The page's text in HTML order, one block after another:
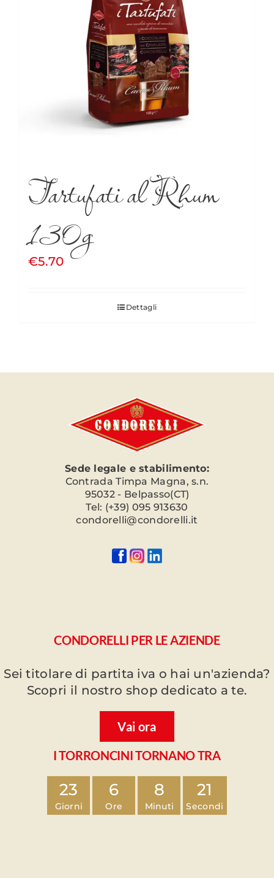
Tartufati al Rhum
130g
€5.70
Dettagli
Sede legale e stabilimento:
Contrada Timpa Magna, s.n.
95032 - Belpasso(CT)
Tel: (+39) 095 913630
condorelli@condorelli.it
CONDORELLI PER LE AZIENDE
Sei titolare di partita iva o hai un'azienda?
Scopri il nostro shop dedicato a te.
Vai ora
I TORRONCINI TORNANO TRA
23
Giorni
6
Ore
8
Minuti
20
Secondi